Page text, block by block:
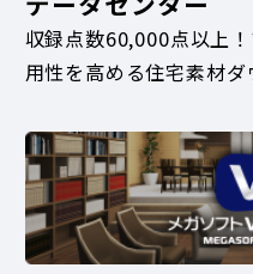
収録点数60,000点以上
用性を高める住宅素材ダ